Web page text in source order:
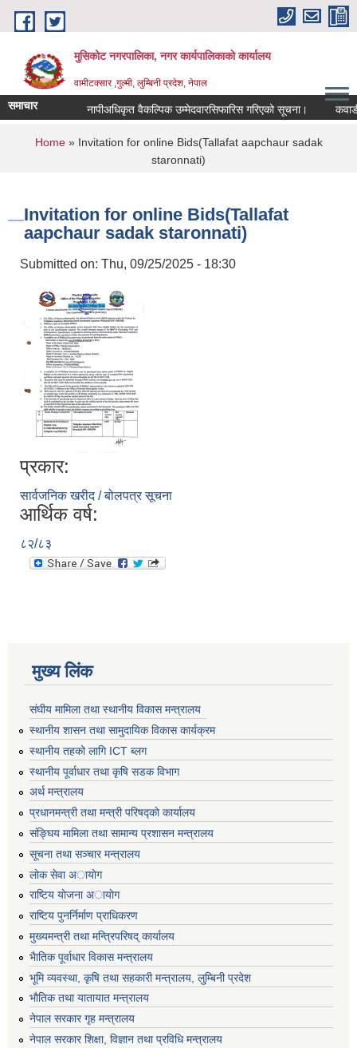
Skip to main content
मुसिकोट नगरपालिका, नगर कार्यपालिकाकाे कार्यालय
वामीटक्सार ,गुल्मी, लुम्बिनी प्रदेश, नेपाल
समाचार नापीअधिकृत वैकल्पिक उम्मेदवारसिफारिस गरिएको सूचना। कवाडी
You are here
Home» Invitation for online Bids(Tallafat aapchaur sadak
staronnati)
Invitation for online Bids(Tallafat
aapchaur sadak staronnati)
Submitted on: Thu, 09/25/2025 - 18:30
प्रकार:
सार्वजनिक खरीद / बोलपत्र सूचना
आर्थिक वर्ष:
८२/८३
मुख्य लिंक
संघीय मामिला तथा स्थानीय विकास मन्त्रालय
स्थानीय शासन तथा सामुदायिक विकास कार्यक्रम
स्थानीय तहको लागि ICT ब्लग
स्थानीय पूर्वाधार तथा कृषि सडक विभाग
अर्थ मन्त्रालय
प्रधानमन्त्री तथा मन्त्री परिषद्काे कार्यालय
संङ्घिय मामिला तथा सामान्य प्रशासन मन्त्रालय
सूचना तथा सञ्चार मन्त्रालय
लाेक सेवा अायाेग
राष्टिय याेजना अायाेग
राष्टिय पुनर्निर्माण प्राधिकरण
मुख्यमन्त्री तथा मन्त्रिपरिषद् कार्यालय
भैातिक पूर्वाधार विकास मन्त्रालय
भूमि व्यवस्था, कृषि तथा सहकारी मन्त्रालय, लु्म्बिनी प्रदेश
भाैतिक तथा यातायात मन्त्रालय
नेपाल सरकार गृह मन्त्रालय
नेपाल सरकार शिक्षा, विज्ञान तथा प्रविधि मन्त्रालय